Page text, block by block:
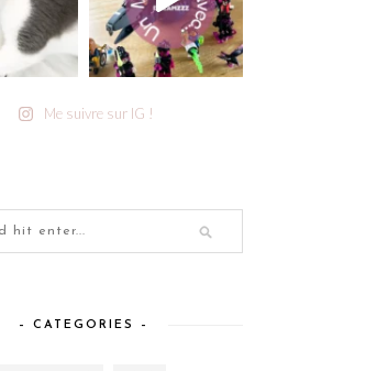
Me suivre sur IG !
– CATEGORIES –